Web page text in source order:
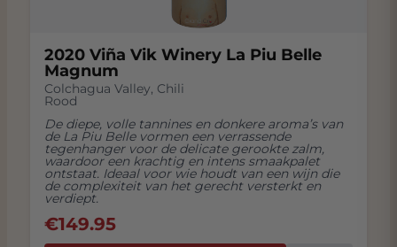
2020 Viña Vik Winery La Piu Belle
Magnum
Colchagua Valley, Chili
Rood
De diepe, volle tannines en donkere aroma’s van
de La Piu Belle vormen een verrassende
tegenhanger voor de delicate gerookte zalm,
waardoor een krachtig en intens smaakpalet
ontstaat. Ideaal voor wie houdt van een wijn die
de complexiteit van het gerecht versterkt en
verdiept.
€149.95